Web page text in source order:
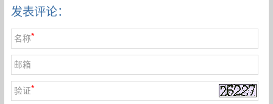
发表评论：
名称*
邮箱
验证*